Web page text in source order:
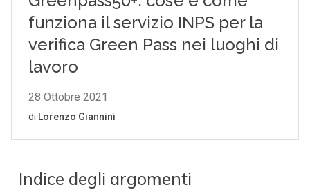
Indice degli argomenti